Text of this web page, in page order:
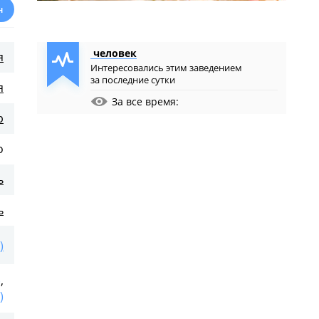
,
человек
Интересовались этим заведением
за последние сутки
За все время: